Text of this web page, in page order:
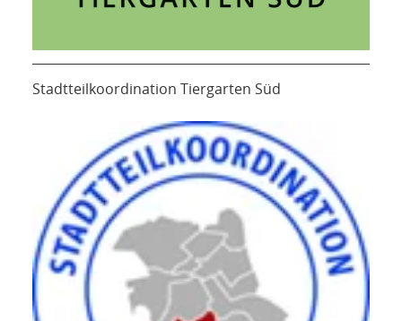
Stadtteilkoordination Tiergarten Süd